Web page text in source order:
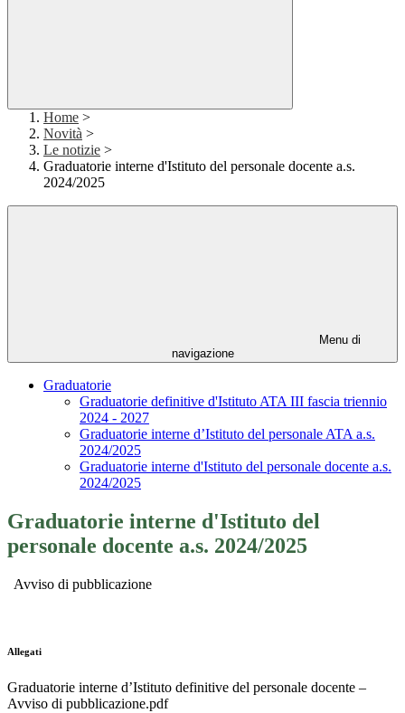
Home >
Novità >
Le notizie >
Graduatorie interne d'Istituto del personale docente a.s.
2024/2025
Menu di
navigazione
Graduatorie
Graduatorie definitive d'Istituto ATA III fascia triennio
2024 - 2027
Graduatorie interne d’Istituto del personale ATA a.s.
2024/2025
Graduatorie interne d'Istituto del personale docente a.s.
2024/2025
Graduatorie interne d'Istituto del
personale docente a.s. 2024/2025
Avviso di pubblicazione
Allegati
Graduatorie interne d’Istituto definitive del personale docente –
Avviso di pubblicazione.pdf